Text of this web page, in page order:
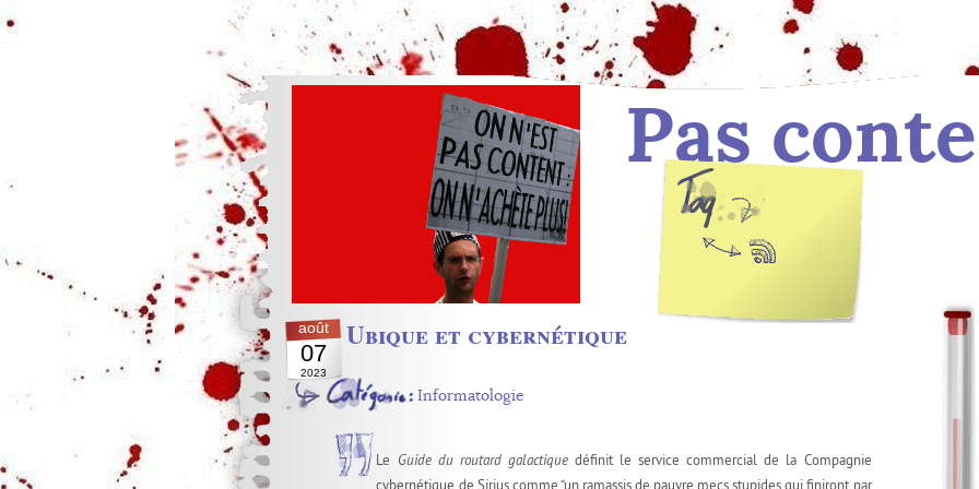
Pas
Tag :
août
07
2023
Ubique et cybernétique
Informatologie
Le Guide du routard galactiquedéfinit le service commercial de la Compagnie
cybernétique de Sirius comme “un ramassis de pauvre mecs stupides qui finiront par